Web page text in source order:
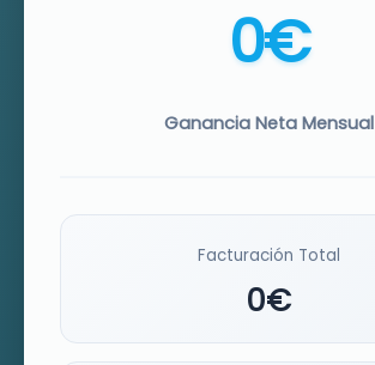
0€
Ganancia Neta Mensual
Facturación Total
0€